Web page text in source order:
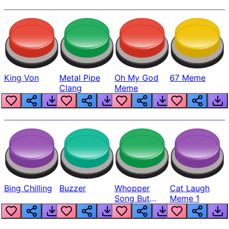
King Von
Metal Pipe
Clang
Oh My God
Meme
67 Meme
Bing Chilling Buzzer
Whopper
Song But
Louder
Cat Laugh
Meme 1